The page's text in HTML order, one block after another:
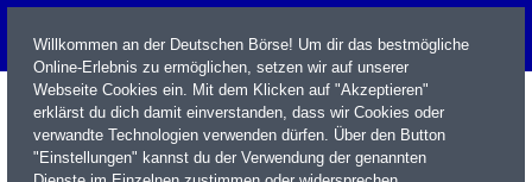
Willkommen an der Deutschen Börse! Um dir das bestmögliche
Online-Erlebnis zu ermöglichen, setzen wir auf unserer
Webseite Cookies ein. Mit dem Klicken auf "Akzeptieren"
erklärst du dich damit einverstanden, dass wir Cookies oder
verwandte Technologien verwenden dürfen. Über den Button
"Einstellungen" kannst du der Verwendung der genannten